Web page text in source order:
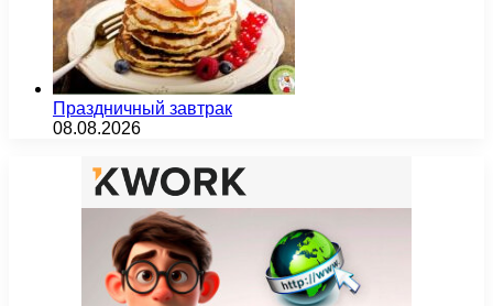
Праздничный завтрак
08.08.2026